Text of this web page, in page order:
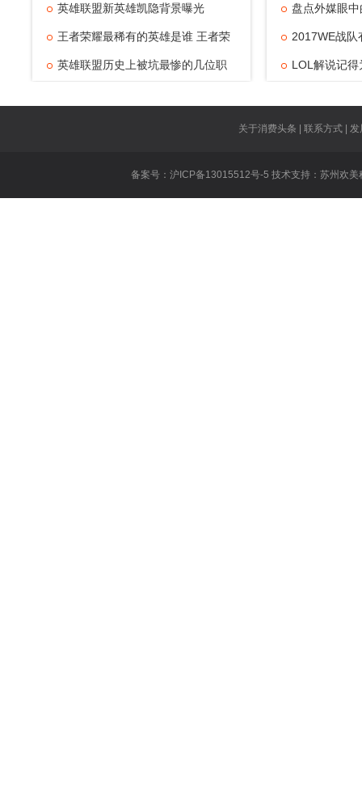
英雄联盟新英雄凯隐背景曝光
王者荣耀最稀有的英雄是谁 王者荣
英雄联盟历史上被坑最惨的几位职
盘点外媒眼
最 2017WE战队
个 LOL解说记
胜 厂长什么时
什王者荣耀张
关于消费头条 | 联系方式 |
备案号：沪ICP备13015512号-5 技术支持： 苏州欢美